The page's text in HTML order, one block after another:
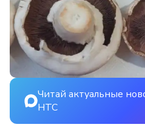
Читай актуальные
НТС